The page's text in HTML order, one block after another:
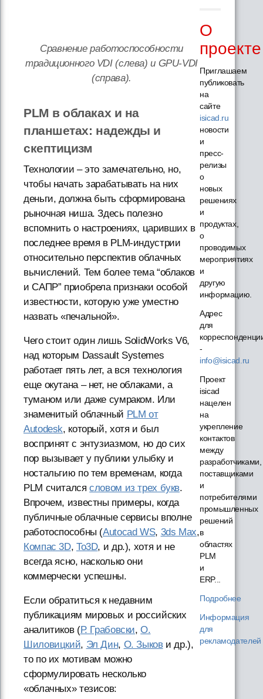
Сравнение работоспособности
традиционного VDI (слева) и GPU-VDI
(справа).
PLM в облаках и на
планшетах: надежды и
скептицизм
Технологии – это замечательно, но,
чтобы начать зарабатывать на них
деньги, должна быть сформирована
рыночная ниша. Здесь полезно
вспомнить о настроениях, царивших в
последнее время в PLM-индустрии
относительно перспектив облачных
вычислений. Тем более тема “облаков
и САПР” приобрела признаки особой
известности, которую уже уместно
назвать «печальной».
Чего стоит один лишь SolidWorks V6,
над которым Dassault Systemes
работает пять лет, а вся технология
еще окутана – нет, не облаками, а
туманом или даже сумраком. Или
знаменитый облачный PLM от
Autodesk, который, хотя и был
воспринят с энтузиазмом, но до сих
пор вызывает у публики улыбку и
ностальгию по тем временам, когда
PLM считалсясловом из трех букв.
Впрочем, известны примеры, когда
публичные облачные сервисы вполне
работоспособны (Autocad WS, 3ds Max,
Компас 3D, To3D, и др.), хотя и не
всегда ясно, насколько они
коммерчески успешны.
Если обратиться к недавним
публикациям мировых и российских
аналитиков (Р. Грабовски,О.
Шиловицкий, Эл Дин, О. Зыкови др.),
то по их мотивам можно
сформулировать несколько
«облачных» тезисов:
О
проекте
Приглашаем
публиковать
на
сайте
isicad.ru
новости
и
пресс-
релизы
о
новых
решениях
и
продуктах,
о
проводимых
мероприятиях
и
другую
информацию.
Адрес
для
-
info@isicad.ru
Проект
isicad
нацелен
на
укрепление
контактов
между
разработчиками,
поставщиками
и
потребителями
промышленных
решений
в
областях
PLM
и
ERP...
Подробнее
Информация
для
рекламодателей